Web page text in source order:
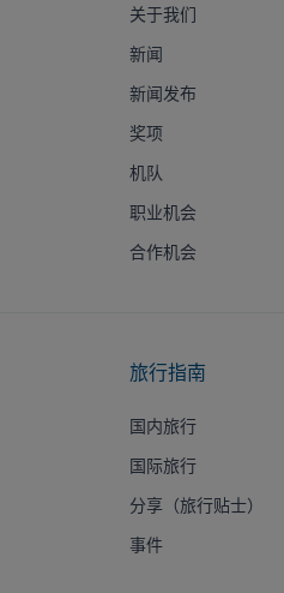
关于我们
新闻
新闻发布
奖项
机队
职业机会
合作机会
旅行指南
国内旅行
国际旅行
分享（旅行贴士）
事件